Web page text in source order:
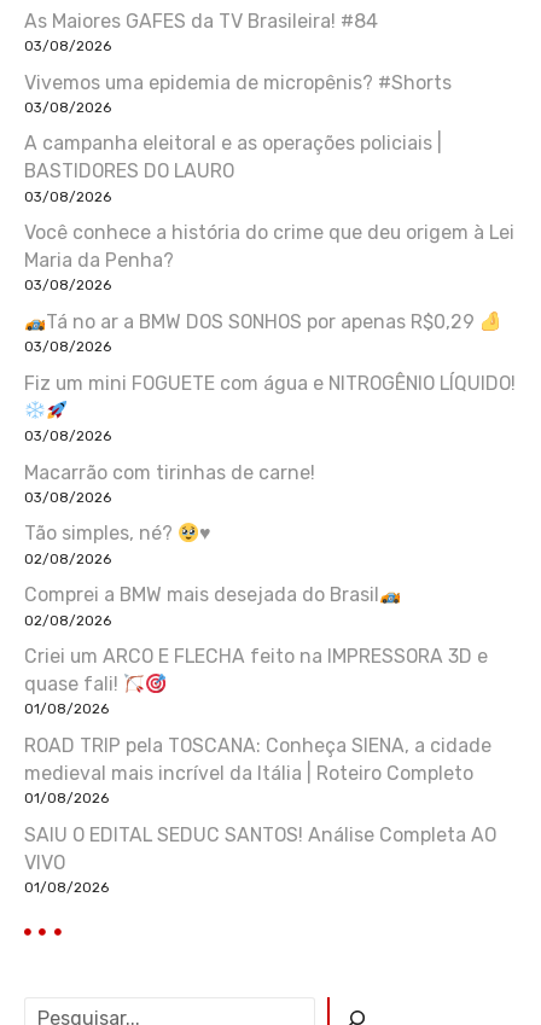
As Maiores GAFES da TV Brasileira! #84
03/08/2026
Vivemos uma epidemia de micropênis? #Shorts
03/08/2026
A campanha eleitoral e as operações policiais |
BASTIDORES DO LAURO
03/08/2026
Você conhece a história do crime que deu origem à Lei
Maria da Penha?
03/08/2026
Tá no ar a BMW DOS SONHOS por apenas R$0,29
03/08/2026
Fiz um mini FOGUETE com água e NITROGÊNIO LÍQUIDO!
03/08/2026
Macarrão com tirinhas de carne!
03/08/2026
Tão simples, né? ♥️
02/08/2026
Comprei a BMW mais desejada do Brasil
02/08/2026
Criei um ARCO E FLECHA feito na IMPRESSORA 3D e
quase fali!
01/08/2026
ROAD TRIP pela TOSCANA: Conheça SIENA, a cidade
medieval mais incrível da Itália | Roteiro Completo
01/08/2026
SAIU O EDITAL SEDUC SANTOS! Análise Completa AO
VIVO
01/08/2026